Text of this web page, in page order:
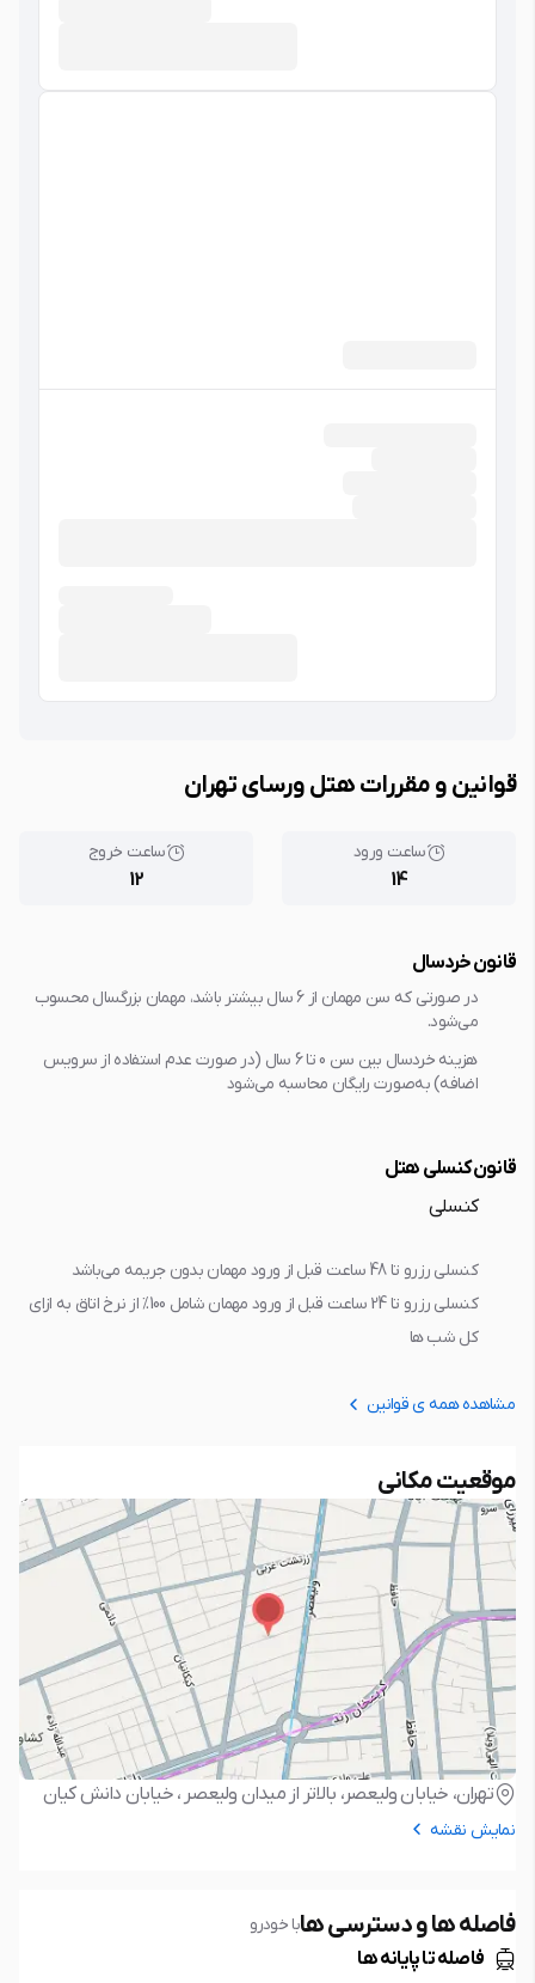
قوانین و مقررات هتل ورسای تهران
ساعت ورود
14
ساعت خروج
12
قانون خردسال
در صورتی که سن مهمان از 6 سال بیشتر باشد، مهمان بزرگسال محسوب
می‌شود.
هزینه خردسال بین سن 0 تا 6 سال (در صورت عدم استفاده از سرویس
اضافه) به‌صورت رایگان محاسبه می‌شود
قانون کنسلی هتل
کنسلی
کنسلی رزرو تا 48 ساعت قبل از ورود مهمان بدون جريمه مي‌باشد
کنسلی رزرو تا 24 ساعت قبل از ورود مهمان شامل 100% از نرخ اتاق به ازاي
کل شب ها
مشاهده همه ی قوانین
موقعیت مکانی
تهران، خیابان ولیعصر، بالاتر از میدان ولیعصر ، خیابان دانش کیان
نمایش نقشه
فاصله ها و دسترسی هابا خودرو
فاصله تا پایانه ها